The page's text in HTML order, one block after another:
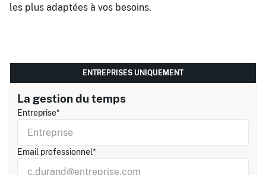
les plus adaptées à vos besoins.
ENTREPRISES UNIQUEMENT
La gestion du temps
Entreprise*
Email professionnel*